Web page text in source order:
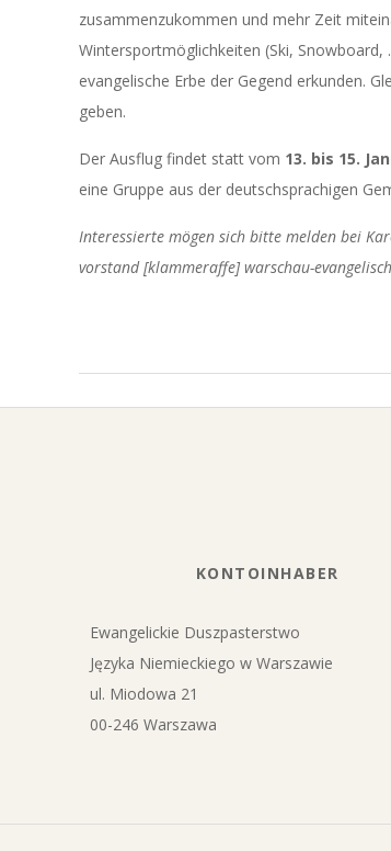
zusammenzukommen und mehr Zeit
Wintersportmöglichkeiten (Ski,
evangelische Erbe der Gegend erkunden.
geben.
Der Ausflug findet statt vom 13. bis 15.
eine Gruppe aus der deutschsprachigen
Interessierte mögen sich bitte melden bei
vorstand [klammeraffe] warschau-
KONTOINHABER
Ewangelickie Duszpasterstwo
Języka Niemieckiego w Warszawie
ul. Miodowa 21
00-246 Warszawa